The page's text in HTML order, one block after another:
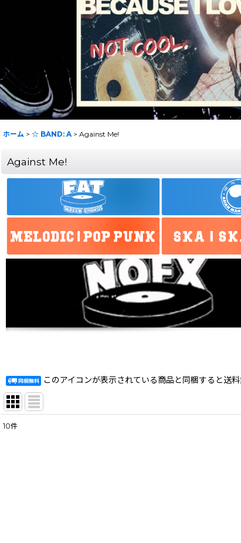
ホーム > ☆ BAND: A > Against Me!
Against Me!
このアイコンが表示されている商品と同梱すると送料
10件